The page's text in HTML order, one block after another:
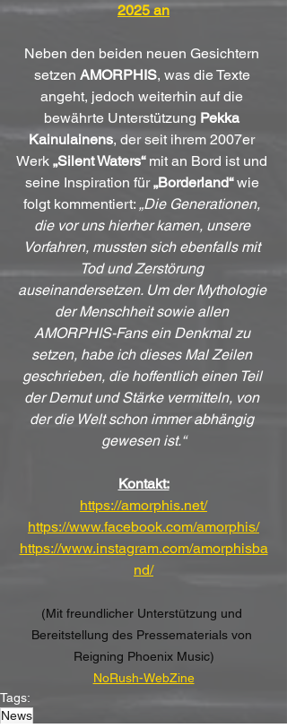
2025 an
Neben den beiden neuen Gesichtern
setzen AMORPHIS, was die Texte
angeht, jedoch weiterhin auf die
bewährte Unterstützung Pekka
Kainulainens, der seit ihrem 2007er
Werk „Silent Waters“ mit an Bord ist und
seine Inspiration für „Borderland“ wie
folgt kommentiert: „Die Generationen,
die vor uns hierher kamen, unsere
Vorfahren, mussten sich ebenfalls mit
Tod und Zerstörung
auseinandersetzen. Um der Mythologie
der Menschheit sowie allen
AMORPHIS-Fans ein Denkmal zu
setzen, habe ich dieses Mal Zeilen
geschrieben, die hoffentlich einen Teil
der Demut und Stärke vermitteln, von
der die Welt schon immer abhängig
gewesen ist.“
Kontakt:
https://amorphis.net/
https://www.facebook.com/amorphis/
https://www.instagram.com/amorphisba
nd/
(Mit freundlicher Unterstützung und
Bereitstellung des Pressematerials von
Reigning Phoenix Music)
NoRush-WebZine
Tags:
News